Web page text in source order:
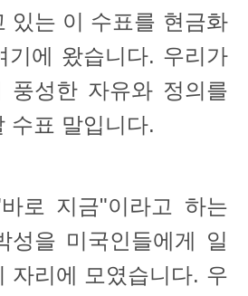
있는 이 수표를 현금화
기에 왔습니다. 우리가
풍성한 자유와 정의를
수표 말입니다.
로 지금"이라고 하는
성을 미국인들에게 일
자리에 모였습니다. 우